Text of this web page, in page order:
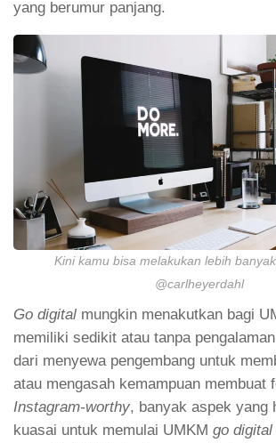
yang berumur panjang.
Kini kamu bisa melakukan lebih
@carlheyerdahl
Go digital mungkin menakutkan bagi
memiliki sedikit atau tanpa pengalaman
dari menyewa pengembang untuk
atau mengasah kemampuan membuat
Instagram-worthy, banyak aspek yang
kuasai untuk memulai UMKM go digital